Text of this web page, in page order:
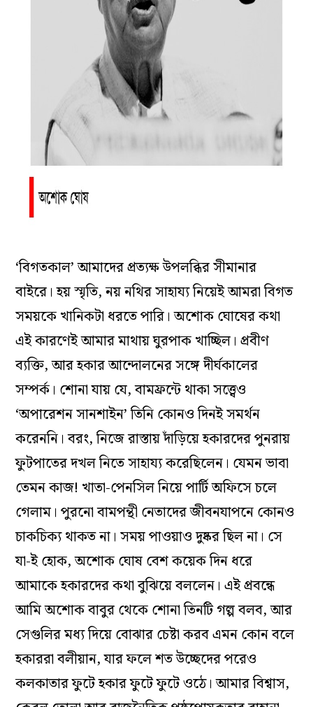
‘বিগতকাল’ আমাদের প্রত্যক্ষ উপলব্ধির সীমানার
বাইরে। হয় স্মৃতি, নয় নথির সাহায্য নিয়েই আমরা বিগত
সময়কে খানিকটা ধরতে পারি। অশোক ঘোষের কথা
এই কারণেই আমার মাথায় ঘুরপাক খাচ্ছিল। প্রবীণ
ব্যক্তি, আর হকার আন্দোলনের সঙ্গে দীর্ঘকালের
সম্পর্ক। শোনা যায় যে, বামফ্রন্টে থাকা সত্ত্বেও
‘অপারেশন সানশাইন’ তিনি কোনও দিনই সমর্থন
করেননি। বরং, নিজে রাস্তায় দাঁড়িয়ে হকারদের পুনরায়
ফুটপাতের দখল নিতে সাহায্য করেছিলেন। যেমন ভাবা
তেমন কাজ! খাতা-পেনসিল নিয়ে পার্টি অফিসে চলে
গেলাম। পুরনো বামপন্থী নেতাদের জীবনযাপনে কোনও
চাকচিক্য থাকত না। সময় পাওয়াও দুষ্কর ছিল না। সে
যা-ই হোক, অশোক ঘোষ বেশ কয়েক দিন ধরে
আমাকে হকারদের কথা বুঝিয়ে বললেন। এই প্রবন্ধে
আমি অশোক বাবুর থেকে শোনা তিনটি গল্প বলব, আর
সেগুলির মধ্য দিয়ে বোঝার চেষ্টা করব এমন কোন বলে
হকাররা বলীয়ান, যার ফলে শত উচ্ছেদের পরেও
কলকাতার ফুটে হকার ফুটে ফুটে ওঠে। আমার বিশ্বাস,